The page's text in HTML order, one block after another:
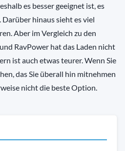
es besser geeignet ist, es
Darüber hinaus sieht es viel
Aber im Vergleich zu den
RavPower hat das Laden nicht
ist auch etwas teurer. Wenn Sie
das Sie überall hin mitnehmen
nicht die beste Option.